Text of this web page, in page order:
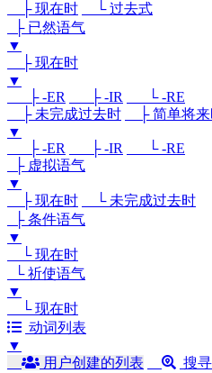
├ 现在时
└ 过去式
├ 已然语气
▼
├ 现在时
▼
├ -ER
├ -IR
└ -RE
├ 未完成过去时
├ 简单将来
▼
├ -ER
├ -IR
└ -RE
├ 虚拟语气
▼
├ 现在时
└ 未完成过去时
├ 条件语气
▼
└ 现在时
└ 祈使语气
▼
└ 现在时
动词列表
▼
用户创建的列表
搜